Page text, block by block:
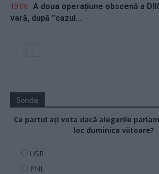
19.06 A doua operațiune obscenă a
vară, după ”cazul...
Sondaj
Ce partid ați vota dacă alegerile
loc duminica viitoare?
USR
PNL